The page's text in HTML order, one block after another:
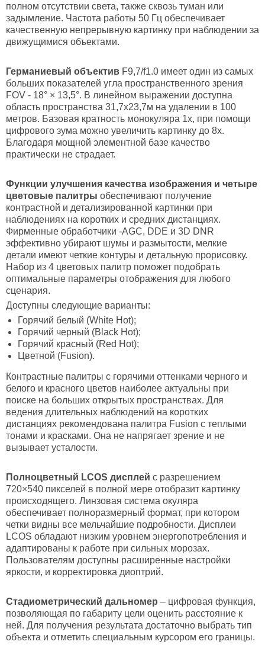
полном отсутствии света, также сквозь туман или
задымление. Частота работы 50 Гц обеспечивает
качественную непрерывную картинку при наблюдении за
движущимися объектами.
Германиевый объектив F9,7/f1.0 имеет один из самых
больших показателей угла пространственного зрения
FOV - 18° × 13,5°. В линейном выражении доступна
область пространства 31,7х23,7м на удалении в 100
метров. Базовая кратность монокуляра 1х, при помощи
цифрового зума можно увеличить картинку до 8х.
Благодаря мощной элементной базе качество
практически не страдает.
Функции улучшения качества изображения и четыре
цветовые палитры обеспечивают получение
контрастной и детализированной картинки при
наблюдениях на коротких и средних дистанциях.
Фирменные обработчики -AGC, DDE и 3D DNR
эффективно убирают шумы и размытости, мелкие
детали имеют четкие контуры и детальную прорисовку.
Набор из 4 цветовых палитр поможет подобрать
оптимальные параметры отображения для любого
сценария.
Доступны следующие варианты:
Горячий белый (White Hot);
Горячий черный (Black Hot);
Горячий красный (Red Hot);
Цветной (Fusion).
Контрастные палитры с горячими оттенками черного и
белого и красного цветов наиболее актуальны при
поиске на больших открытых пространствах. Для
ведения длительных наблюдений на коротких
дистанциях рекомендована палитра Fusion с теплыми
тонами и красками. Она не напрягает зрение и не
вызывает усталости.
Полноцветный LCOS дисплей с разрешением
720×540 пикселей в полной мере отобразит картинку
происходящего. Линзовая система окуляра
обеспечивает полноразмерный формат, при котором
четки видны все мельчайшие подробности. Дисплеи
LCOS обладают низким уровнем энергопотребления и
адаптированы к работе при сильных морозах.
Пользователям доступны расширенные настройки
яркости, и корректировка диоптрий.
Стадиометрический дальномер – цифровая функция,
позволяющая по габариту цели оценить расстояние к
ней. Для получения результата достаточно выбрать тип
объекта и отметить специальным курсором его границы.